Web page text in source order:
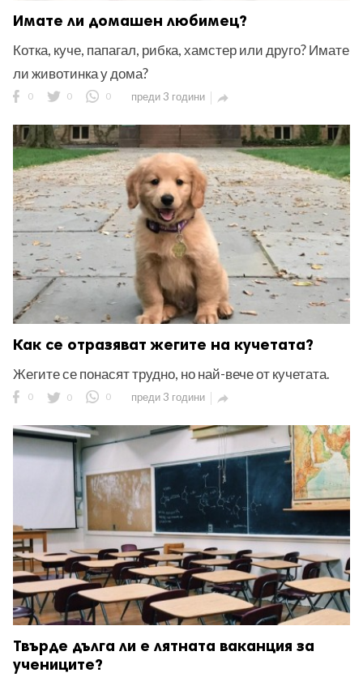
Имате ли домашен любимец?
Котка, куче, папагал, рибка, хамстер или друго? Имате
ли животинка у дома?
0 0 0 преди 3 години 
Как се отразяват жегите на кучетата?
Жегите се понасят трудно, но най-вече от кучетата.
0 0 0 преди 3 години 
Твърде дълга ли е лятната ваканция за
учениците?